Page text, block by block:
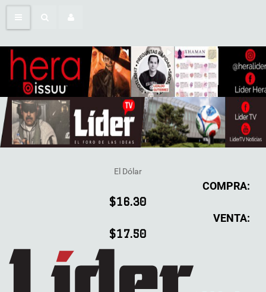
El Dólar
COMPRA:
$16.30
VENTA:
$17.50